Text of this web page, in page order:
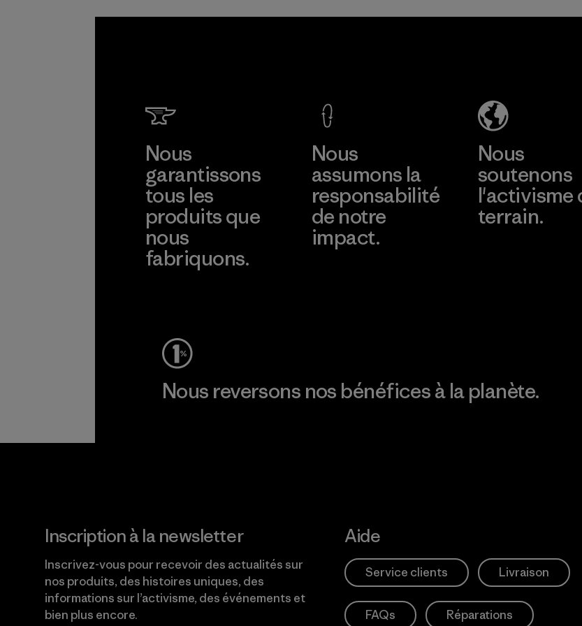
Company -
Thai Binh
Branch
Factory
Nous
garantissons
tous les
produits que
nous
fabriquons.
Nous
assumons la
responsabilité
de notre
impact.
Nous
soutenons
l'activisme
terrain.
Nous reversons nos bénéfices à la planète.
Inscription à la newsletter
Inscrivez-vous pour recevoir des actualités sur
nos produits, des histoires uniques, des
informations sur l’activisme, des événements et
bien plus encore.
Aide
Service clients Livraison
FAQs Réparations